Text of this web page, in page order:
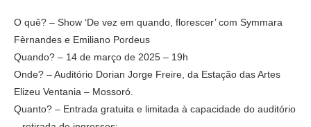
O quê? – Show ‘De vez em quando, florescer’ com Symmara
Fèrnandes e Emiliano Pordeus
Quando? – 14 de março de 2025 – 19h
Onde? – Auditório Dorian Jorge Freire, da Estação das Artes
Elizeu Ventania – Mossoró.
Quanto? – Entrada gratuita e limitada à capacidade do auditório